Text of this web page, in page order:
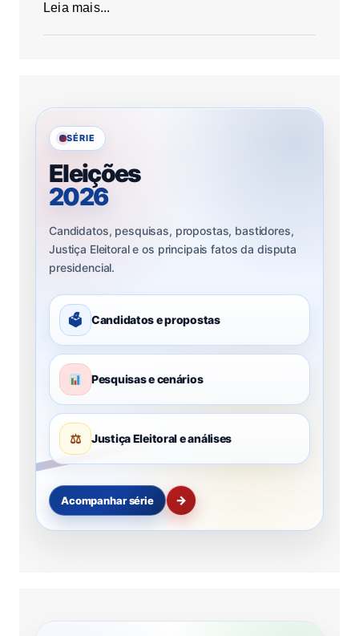
Leia mais...
SÉRIE
Eleições
2026
Candidatos, pesquisas, propostas, bastidores,
Justiça Eleitoral e os principais fatos da disputa
presidencial.
🗳 Candidatos e propostas
Pesquisas e cenários
⚖ Justiça Eleitoral e análises
Acompanhar série →